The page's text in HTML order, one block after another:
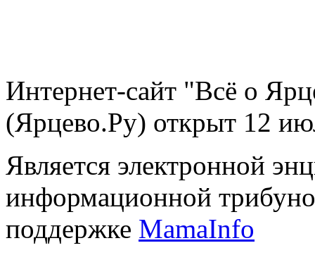
Интернет-сайт "Всё о
(Ярцево.Ру) открыт 12
Является электронной
информационной
поддержке MamaInfo